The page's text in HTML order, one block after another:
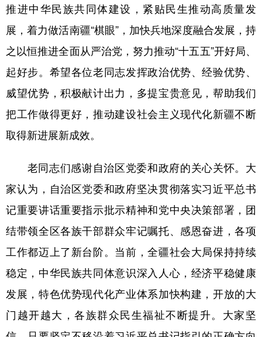
推进中华民族共同体建设，紧贴民生推动高质量发
展，着力做活南疆“棋眼”，加快兵地深度融合发展，持
之以恒推进全面从严治党，努力推动“十五五”开好局、
起好步。希望各位老同志发挥政治优势、经验优势、
威望优势，积极献计出力，多提宝贵意见，帮助我们
把工作做得更好，推动建设社会主义现代化新疆不断
取得新进展新成效。
老同志们感谢自治区党委和政府的关心关怀。大
家认为，自治区党委和政府坚决贯彻落实习近平总书
记重要讲话重要指示批示精神和党中央决策部署，团
结带领全区各族干部群众牢记嘱托、感恩奋进，各项
工作都迈上了新台阶。当前，全疆社会大局保持持续
稳定，中华民族共同体意识深入人心，经济平稳健康
发展，特色优势现代化产业体系加快构建，开放的大
门越开越大，各族群众民生福祉不断提升。大家坚